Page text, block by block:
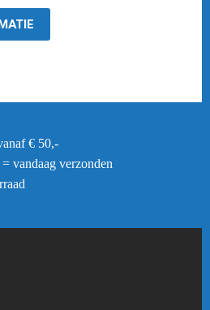
€ 50,-
vandaag verzonden